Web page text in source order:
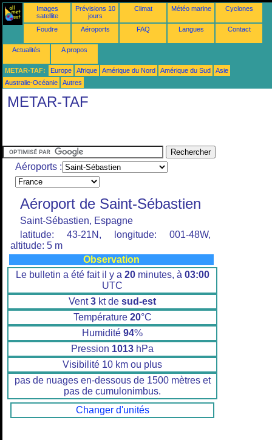
Images
satellite
Prévisions 10
jours
Climat Météo marine Cyclones
Foudre Aéroports FAQ Langues Contact
Actualités A propos
METAR-TAF: Europe Afrique Amérique du Nord Amérique du Sud
Asie
Australie-Océanie
Autres
METAR-TAF
Aéroports :
Aéroport de Saint-Sébastien
Saint-Sébastien, Espagne
latitude: 43-21N, longitude: 001-48W,
altitude: 5 m
Observation
Le bulletin a été fait il y a 20minutes, à 03:00
UTC
Vent3 kt de sud-est
Température 20°C
Humidité 94%
Pression 1013 hPa
Visibilité 10 km ou plus
pas de nuages en-dessous de 1500 mètres et
pas de cumulonimbus.
Changer d'unités